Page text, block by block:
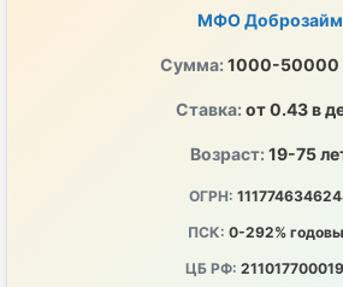
МФО Доброзайм
Сумма: 1000-50000
Ставка: от 0.43 в
Возраст: 19-75
ОГРН:
ПСК: 0-292%
ЦБ РФ: